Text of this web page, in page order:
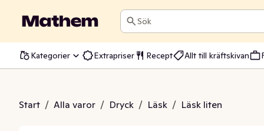
Sök
Kategorier Extrapriser Recept Allt till kräftskivan
Start / Alla varor / Dryck / Läsk / Läsk liten
Lemonade Zero